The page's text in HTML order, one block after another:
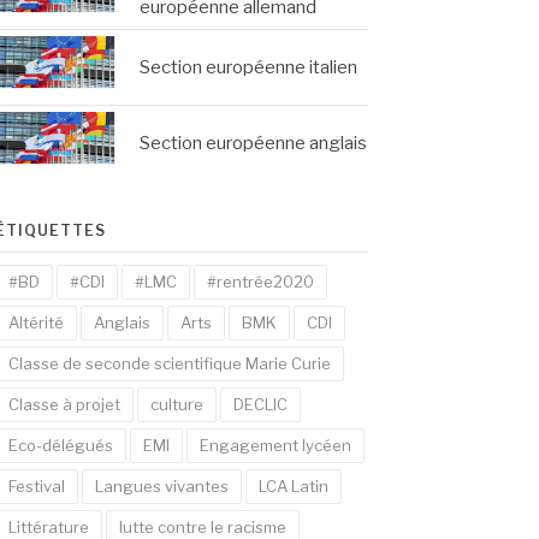
européenne allemand
Section européenne italien
Section européenne anglais
#BD #CDI #LMC #rentrée2020
Altérité Anglais Arts BMK CDI
Classe de seconde scientifique Marie Curie
Classe à projet culture DECLIC
Eco-délégués EMI Engagement lycéen
Festival Langues vivantes LCA Latin
Littérature lutte contre le racisme